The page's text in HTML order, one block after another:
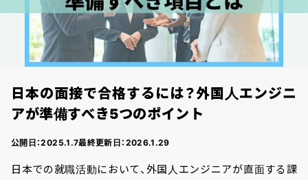
日本の面接で合格するには？外国人エンジニ
アが準備すべき5つのポイント
公開日：2025.1.7最終更新日： 2026.1.29
日本での就職活動において、外国人エンジニアが直面する課